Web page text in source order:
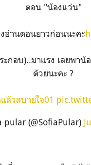
ตอน "น้องแว่น"
านตอนยาวก่อนนะคะ
กอบ)..มาแรง เลยพา
ด้วยนะคะ ?
ล้วสบายใจ01
(@SofiaPular)